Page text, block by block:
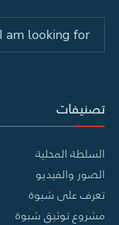
تصنيفات
السلطة المحلية
الصور والفيديو
تعرف على شبوة
مشروع توثيق شبوة